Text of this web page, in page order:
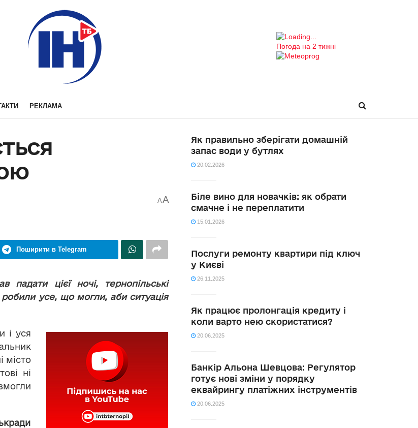
Погода на 2 тижні
РЕКЛАМА
AA
Поширити в Telegram
цієї ночі, тернопільські
усе, що могли, аби ситуація
і уся
місто
ні
Як правильно зберігати домашній
запас води у бутлях
20.02.2026
Біле вино для новачків: як обрати
смачне і не переплатити
15.01.2026
Послуги ремонту квартири під ключ
у Києві
26.11.2025
Як працює пролонгація кредиту і
коли варто нею скористатися?
20.06.2025
Банкір Альона Шевцова: Регулятор
готує нові зміни у порядку
еквайрингу платіжних інструментів
20.06.2025